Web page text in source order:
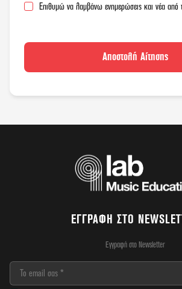
Επιθυμώ να λαμβάνω ενημερώσεις και νέα από
ΕΓΓΡΑΦΉ ΣΤΟ
Εγγραφή στο Newsletter